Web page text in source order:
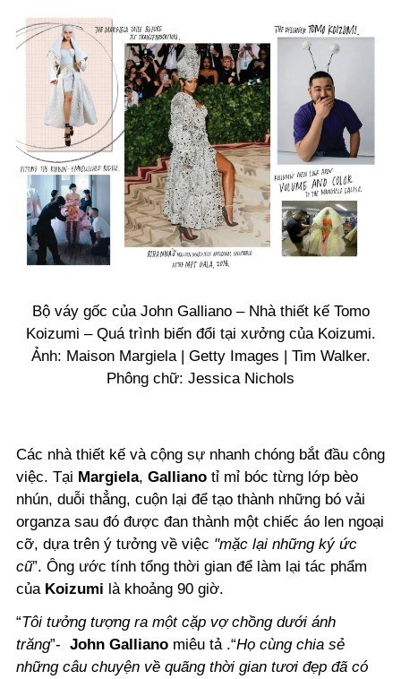
Bộ váy gốc của John Galliano – Nhà thiết kế Tomo
Koizumi – Quá trình biến đổi tại xưởng của Koizumi.
Ảnh: Maison Margiela | Getty Images | Tim Walker.
Phông chữ: Jessica Nichols
Các nhà thiết kế và cộng sự nhanh chóng bắt đầu công
việc. Tại Margiela, Galliano tỉ mỉ bóc từng lớp bèo
nhún, duỗi thẳng, cuộn lại để tạo thành những bó vải
organza sau đó được đan thành một chiếc áo len ngoại
cỡ, dựa trên ý tưởng về việc "mặc lại những ký ức
cũ”. Ông ước tính tổng thời gian để làm lại tác phẩm
củaKoizumi là khoảng 90 giờ.
“Tôi tưởng tượng ra một cặp vợ chồng dưới ánh
trăng”- John Galliano miêu tả .“Họ cùng chia sẻ
những câu chuyện về quãng thời gian tươi đẹp đã có